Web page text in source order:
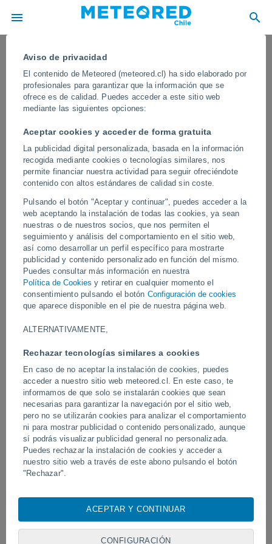
Aviso de privacidad
El contenido de Meteored (meteored.cl) ha sido elaborado por
profesionales para garantizar que la información que se
ofrece es de calidad. Puedes acceder a este sitio web
mediante las siguientes opciones:
Aceptar cookies y acceder de forma gratuita
La publicidad digital personalizada, basada en la información
recogida mediante cookies o tecnologías similares, nos
permite financiar nuestra actividad para seguir ofreciéndote
contenido con altos estándares de calidad sin coste.
Pulsando el botón "Aceptar y continuar", puedes acceder a la
web aceptando la instalación de todas las cookies, ya sean
nuestras o de nuestros socios, que nos permiten el
seguimiento y análisis del comportamiento en el sitio web,
así como desarrollar un perfil específico para mostrarte
publicidad y contenido personalizado en función del mismo.
Puedes consultar más información en nuestra
Política de Cookies y retirar en cualquier momento el
consentimiento pulsando el botón Configuración de cookies
que aparece disponible en el pie de nuestra página web.
ALTERNATIVAMENTE,
Rechazar tecnologías similares a cookies
En caso de no aceptar la instalación de cookies, puedes
acceder a nuestro sitio web meteored.cl. En este caso, te
informamos de que solo se instalarán cookies que sean
necesarias para garantizar la navegación por el sitio web,
pero no se utilizarán cookies para analizar el comportamiento
ni para mostrar publicidad o contenido personalizado, aunque
sí podrás visualizar publicidad general no personalizada.
Puedes rechazar la instalación de cookies y acceder a
nuestro sitio web a través de este abono pulsando el botón
"Rechazar".
cookies, identificadores únicos o tecnologías similares para
visita en este sitio web, las direcciones IP y los
identificadores de cookies. Es posible que algunos
ACEPTAR Y CONTINUAR
CONFIGURACIÓN
Miles de pepinos de mar rosados
aparecen en las playas de Mae
Ramphueng, Tailandia
Las autoridades están investigando esta situación anómala que ha
dejado varias playas de la región teñidas de rosa. Se apuntan a
las corrientes y a las fuertes lluvias como posibles causas.
Vídeos
Un enorme diablo de polvo fue
avistado en Zapponeta, Italia
Tornados y lluvias
Pelotas, Brasil.
Síguenos